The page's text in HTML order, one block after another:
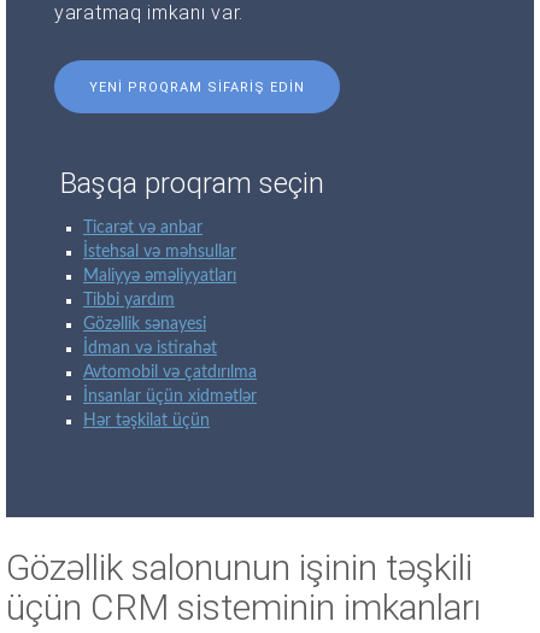
yaratmaq imkanı var.
YENI PROQRAM SIFARIŞ EDIN
Başqa proqram seçin
Ticarət və anbar
İstehsal və məhsullar
Maliyyə əməliyyatları
Tibbi yardım
Gözəllik sənayesi
İdman və istirahət
Avtomobil və çatdırılma
İnsanlar üçün xidmətlər
Hər təşkilat üçün
Gözəllik salonunun işinin təşkili
üçün CRM sisteminin imkanları